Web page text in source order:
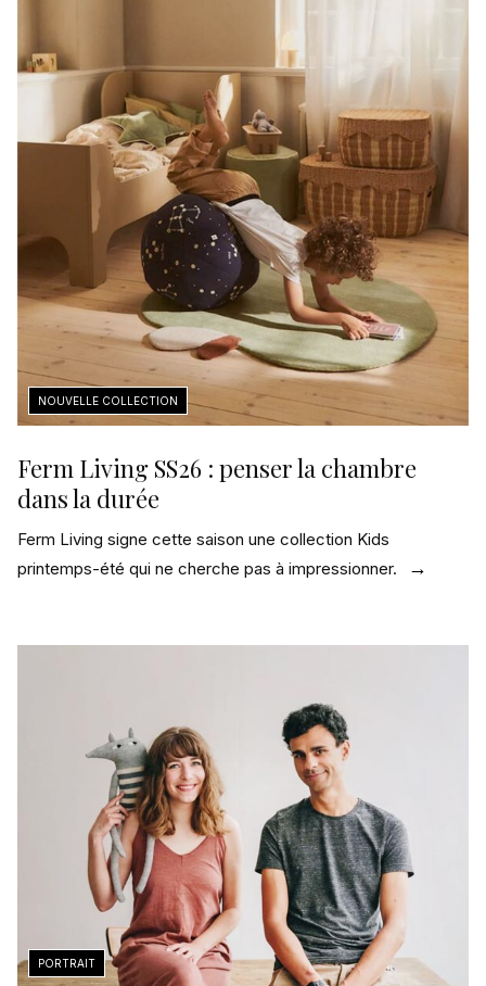
Ferm Living SS26 : penser la chambre
dans la durée
Ferm Living signe cette saison une collection Kids
printemps-été qui ne cherche pas à impressionner.